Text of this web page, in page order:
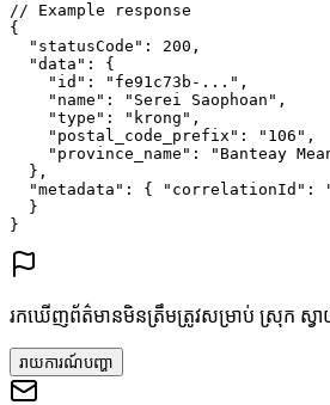
// Example response
{
"statusCode" : 200 ,
"data" : {
"id" : "fe91c73b-..." ,
"name" : "Serei Saophoan" ,
"type" : "krong" ,
"postal_code_prefix" : "106" ,
"province_name" :
"Banteay
},
"metadata" : { "correlationId" :
}
}
រកឃើញព័ត៌មានមិនត្រឹមត្រូវសម្រាប់ ស្រុក ស្វា
រាយការណ៍បញ្ហា